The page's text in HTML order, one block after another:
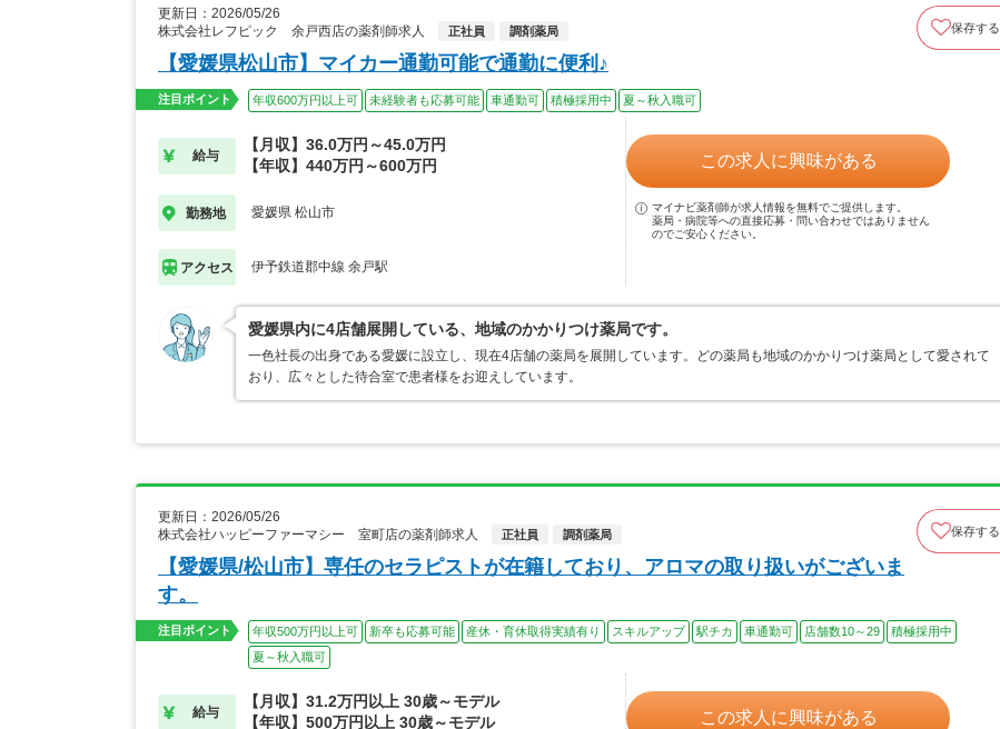
更新日：2026/05/26
株式会社レフピック 余戸西店の薬剤師求人
正社員 調剤薬局 保存する
【愛媛県松山市】マイカー通勤可能で通勤に便利♪
注目ポイント 年収600万円以上可 未経験者も応募可能 車通勤可 積極採用中 夏～秋入職可
給与
【月収】36.0万円～45.0万円
【年収】440万円～600万円
勤務地 愛媛県 松山市
アクセス 伊予鉄道郡中線 余戸駅
この求人に興味がある
マイナビ薬剤師が求人情報を無料でご提供します。
薬局・病院等への直接応募・問い合わせではありません
のでご安心ください。
愛媛県内に4店舗展開している、地域のかかりつけ薬局です。
一色社長の出身である愛媛に設立し、現在4店舗の薬局を展開しています。どの薬局も地域のかかりつけ薬局として愛されて
おり、広々とした待合室で患者様をお迎えしています。
更新日：2026/05/26
株式会社ハッピーファーマシー 室町店の薬剤師求人
正社員 調剤薬局 保存する
【愛媛県/松山市】専任のセラピストが在籍しており、アロマの取り扱いがございま
す。
注目ポイント 年収500万円以上可 新卒も応募可能 産休・育休取得実績有り スキルアップ 駅チカ 車通勤可 店舗数10～29
積極採用中
夏～秋入職可
給与
【月収】31.2万円以上 30歳～モデル
【年収】500万円以上 30歳～モデル
この求人に興味がある